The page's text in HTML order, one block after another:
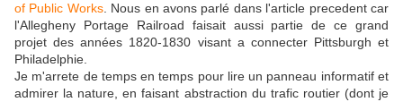
of Public Works. Nous en avons parlé dans l'article precedent car
l'Allegheny Portage Railroad faisait aussi partie de ce grand
projet des années 1820-1830 visant a connecter Pittsburgh et
Philadelphie.
Je m'arrete de temps en temps pour lire un panneau informatif et
admirer la nature, en faisant abstraction du trafic routier (dont je